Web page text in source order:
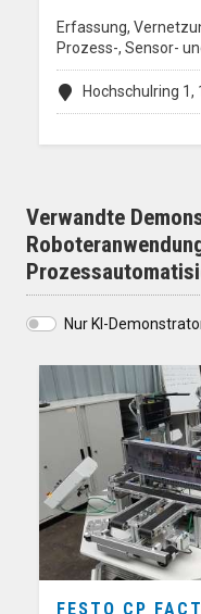
Erfassung,
Prozess-, Sensor-
Hochschulring 1,
Verwandte
Nur KI-
FESTO CP